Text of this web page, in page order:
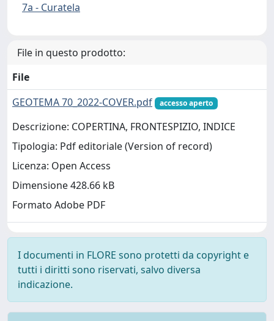
7a - Curatela
File in questo prodotto:
File
GEOTEMA 70_2022-COVER.pdf
accesso aperto
Descrizione: COPERTINA, FRONTESPIZIO, INDICE
Tipologia: Pdf editoriale (Version of record)
Licenza: Open Access
Dimensione 428.66 kB
Formato Adobe PDF
I documenti in FLORE sono protetti da copyright e
tutti i diritti sono riservati, salvo diversa
indicazione.